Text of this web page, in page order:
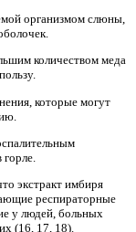
организмом слюны,
количеством меда
которые могут
экстракт имбиря
респираторные
у людей, больных
(16, 17, 18).